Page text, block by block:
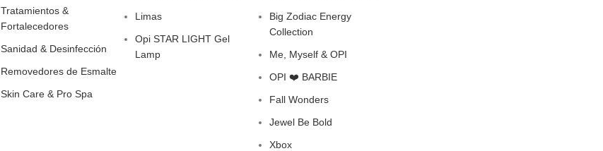
Tratamientos &
Fortalecedores
Sanidad & Desinfección
Removedores de Esmalte
Skin Care & Pro Spa
Limas
Opi STAR LIGHT Gel
Lamp
Big Zodiac Energy
Collection
Me, Myself & OPI
OPI ❤️ BARBIE
Fall Wonders
Jewel Be Bold
Xbox